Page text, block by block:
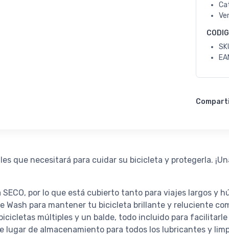
que necesitará para cuidar su bicicleta y protegerla.
por lo que está cubierto tanto para viajes largos y
Wash para mantener tu bicicleta brillante y reluciente
múltiples y un balde, todo incluido para
de almacenamiento para todos los lubricantes y